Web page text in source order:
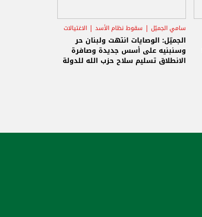
سامي الجميّل سقوط نظام الأسد الاغتيالات
الجميّل: الوصايات انتهت ولبنان حر
وسنبنيه على أسس جديدة وصافرة
الانطلاق تسليم سلاح حزب الله للدولة